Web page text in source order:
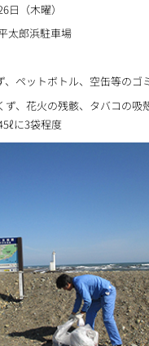
日（木曜）
太郎浜駐車場
、ペットボトル、空缶等のゴ
ず、花火の残骸、タバコの吸
に3袋程度